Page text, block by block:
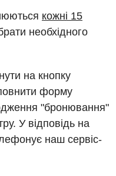
кожні 15
необхідного
на кнопку
форму
"бронювання"
У відповідь на
наш сервіс-